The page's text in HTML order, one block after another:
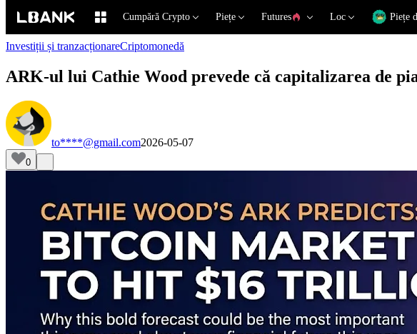
Cumpără Crypto Piețe Futures Loc Piețe
Investiții și tranzacționareCriptomonedă
ARK-ul lui Cathie Wood prevede că capitalizarea de
to****@gmail.com2026-05-07
0